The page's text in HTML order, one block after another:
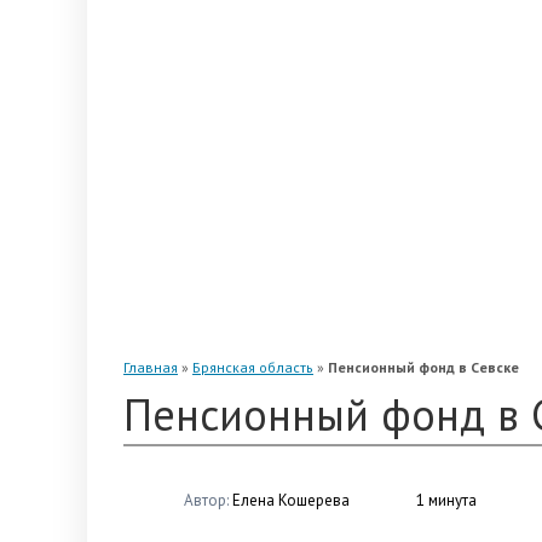
Главная » Брянская область » Пенсионный фонд в Севске
Пенсионный фонд в
Автор:Елена Кошерева 1 минута